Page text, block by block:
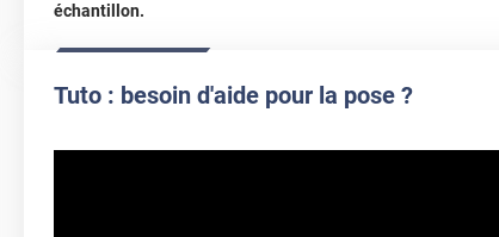
échantillon.
Tuto : besoin d'aide pour la pose ?